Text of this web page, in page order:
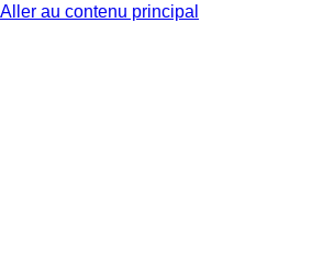
Aller au contenu principal